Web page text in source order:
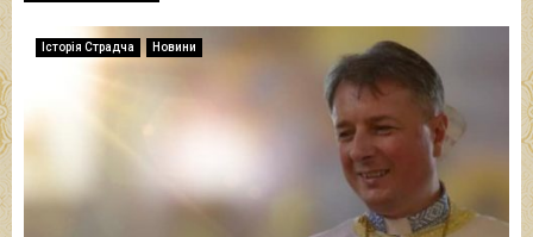
Історія Страдча Новини